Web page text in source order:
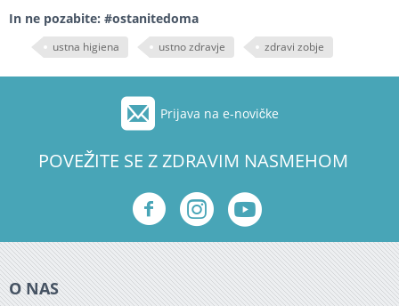
In ne pozabite: #ostanitedoma
ustna higiena ustno zdravje zdravi zobje
Prijava na e-novičke
POVEŽITE SE Z ZDRAVIM NASMEHOM
O NAS